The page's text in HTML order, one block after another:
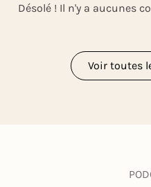
Désolé ! Il n'y a aucunes
Voir toutes